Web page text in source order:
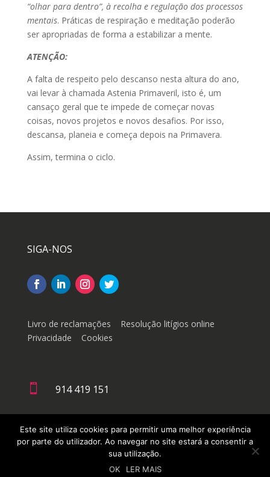
“olhar para dentro”, à recolha e regulação dos processos
mentais. Práticas de respiração e meditação poderão
ser apropriadas de forma a estabilizar a mente.
ATENÇÃO:
A falta de respeito pelo descanso nesta altura do ano,
vai levar à chamada Astenia Primaveril, isto é, um
cansaço geral que te impede de começar novas
coisas, novos projetos e novos desafios. Por isso,
descansa, planeia e começa depois na Primavera.
Assim, termina o ciclo.
SIGA-NOS
Livro de reclamações
Resolução litígios online
Privacidade
Cookies
 914 419 151
Este site utiliza cookies para permitir uma melhor experiência
por parte do utilizador. Ao navegar no site estará a consentir a
sua utilização.
OK
LER MAIS